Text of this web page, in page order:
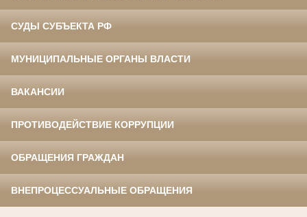
СУДЫ СУБЪЕКТА РФ
МУНИЦИПАЛЬНЫЕ ОРГАНЫ ВЛАСТИ
ВАКАНСИИ
ПРОТИВОДЕЙСТВИЕ КОРРУПЦИИ
ОБРАЩЕНИЯ ГРАЖДАН
ВНЕПРОЦЕССУАЛЬНЫЕ ОБРАЩЕНИЯ